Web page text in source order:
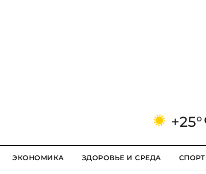
+25°
ЭКОНОМИКА ЗДОРОВЬЕ И СРЕДА СПОРТ